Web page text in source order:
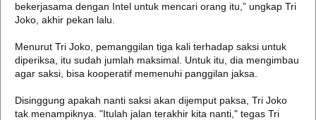
bekerjasama dengan Intel untuk mencari orang itu,” ungkap Tri
Joko, akhir pekan lalu.
Menurut Tri Joko, pemanggilan tiga kali terhadap saksi untuk
diperiksa, itu sudah jumlah maksimal. Untuk itu, dia mengimbau
agar saksi, bisa kooperatif memenuhi panggilan jaksa.
Disinggung apakah nanti saksi akan dijemput paksa, Tri Joko
tak menampiknya. "Itulah jalan terakhir kita nanti," tegas Tri